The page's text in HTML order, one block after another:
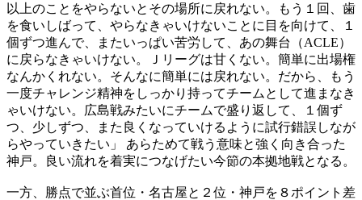
以上のことをやらないとその場所に戻れない。もう１回、歯
を食いしばって、やらなきゃいけないことに目を向けて、１
個ずつ進んで、またいっぱい苦労して、あの舞台（ACLE）
に戻らなきゃいけない。Ｊリーグは甘くない。簡単に出場権
なんかくれない。そんなに簡単には戻れない。だから、もう
一度チャレンジ精神をしっかり持ってチームとして進まなき
ゃいけない。広島戦みたいにチームで盛り返して、１個ず
つ、少しずつ、また良くなっていけるように試行錯誤しなが
らやっていきたい」 あらためて戦う意味と強く向き合った
神戸。良い流れを着実につなげたい今節の本拠地戦となる。
一方、勝点で並ぶ首位・名古屋と２位・神戸を８ポイント差